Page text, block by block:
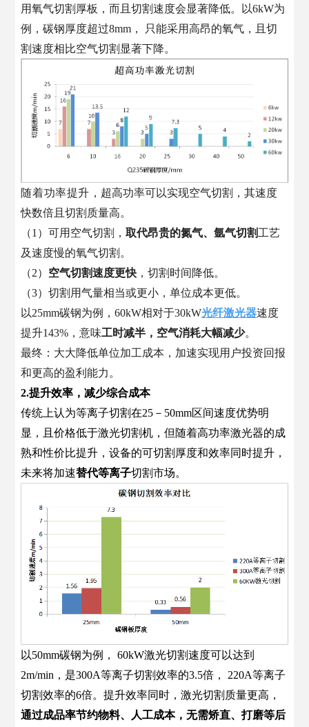
用氧气切割厚板，而且切割速度会显著降低。以6kW为
例，碳钢厚度超过8mm，
只能采用高昂的氧气，且切
割速度相比空气切割显著下降。
随着功率提升， 超高功率可以实现空气切割，其速度
快数倍且切割质量高。
（1）可用空气切割，取代昂贵的氮气、氩气切割工艺
及速度慢的氧气切割。
（2） 空气切割速度更快 ，切割时间降低。
（3）切割用气量相当或更小，单位成本更低。
以25mm碳钢为例，60kW相对于30kW光纤激光器速度
提升143%，意味工时减半，空气消耗大幅减少。
最终：大大降低单位加工成本，加速实现用户投资回报
和更高的盈利能力。
2.提升效率，减少综合成本
传统上认为等离子切割在25－50mm区间速度优势明
显，且价格低于激光切割机，但随着高功率激光器的成
熟和性价比提升，设备的可切割厚度和效率同时提升，
未来将加速替代等离子切割市场。
以50mm碳钢为例， 60kW激光切割速度可以达到
2m/min，是300A等离子切割效率的3.5倍， 220A等离子
切割效率的6倍。提升效率同时，激光切割质量更高，
通过成品率节约物料、人工成本，无需矫直、打磨等后